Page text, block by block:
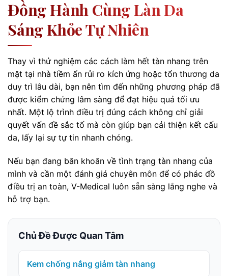
Đồng Hành Cùng Làn Da
Sáng Khỏe Tự Nhiên
Thay vì thử nghiệm các cách làm hết tàn nhang trên
mặt tại nhà tiềm ẩn rủi ro kích ứng hoặc tổn thương da
duy trì lâu dài, bạn nên tìm đến những phương pháp đã
được kiểm chứng lâm sàng để đạt hiệu quả tối ưu
nhất. Một lộ trình điều trị đúng cách không chỉ giải
quyết vấn đề sắc tố mà còn giúp bạn cải thiện kết cấu
da, lấy lại sự tự tin nhanh chóng.
Nếu bạn đang băn khoăn về tình trạng tàn nhang của
mình và cần một đánh giá chuyên môn để có phác đồ
điều trị an toàn, V-Medical luôn sẵn sàng lắng nghe và
hỗ trợ bạn.
Chủ Đề Được Quan Tâm
Kem chống nắng giảm tàn nhang